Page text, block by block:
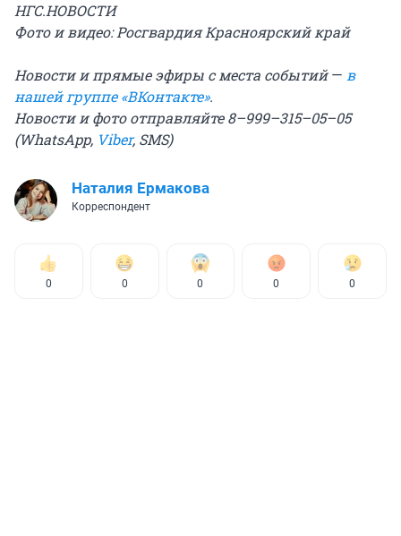
НГС.НОВОСТИ
Фото и видео: Росгвардия Красноярский край
Новости и прямые эфиры с места событий— в
нашей группе «ВКонтакте».
Новости и фото отправляйте 8–999–315–05–05
(WhatsApp, Viber, SMS)
Наталия Ермакова
Корреспондент
0 0 0 0 0